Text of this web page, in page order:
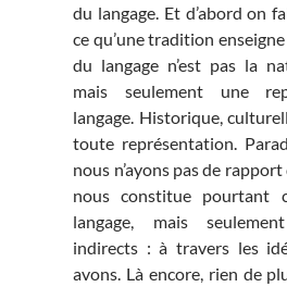
du langage. Et d’abord on
ce qu’une tradition
du langage n’est pas la
mais seulement une
langage. Historique,
toute représentation.
nous n’ayons pas de
nous constitue pourtant
langage, mais
indirects : à travers les
avons. Là encore, rien de